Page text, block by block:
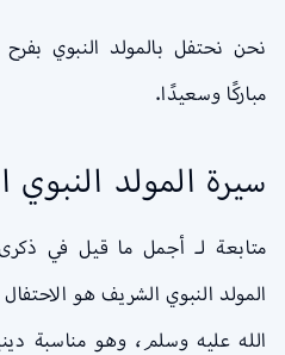
نحن نحتفل بالمولد النبوي
مباركًا وسعيدًا.
سيرة المولد
متابعة لـ أجمل ما قيل في
المولد النبوي الشريف هو
الله عليه وسلم، وهو مناسبة